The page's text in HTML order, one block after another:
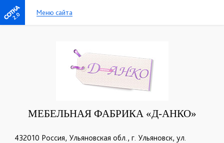
2.0 Меню сайта
МЕБЕЛЬНАЯ ФАБРИКА «Д-АНКО»
432010 Россия, Ульяновская обл., г. Ульяновск, ул.